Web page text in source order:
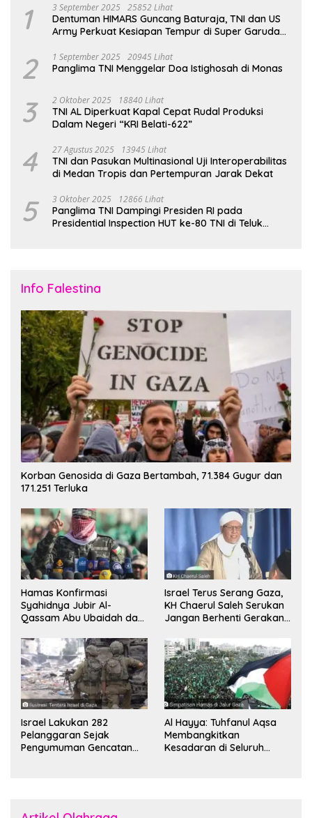
1 3 September 2025 25852 Lihat
Dentuman HIMARS Guncang Baturaja, TNI dan US
Army Perkuat Kesiapan Tempur di Super Garuda
2 1 September 2025 20945 Lihat
Panglima TNI Menggelar Doa Istighosah di Monas
3 2 Oktober 2025 18840 Lihat
TNI AL Diperkuat Kapal Cepat Rudal Produksi
Dalam Negeri “KRI Belati-622”
4 27 Agustus 2025 13945 Lihat
TNI dan Pasukan Multinasional Uji Interoperabilitas
di Medan Tropis dan Pertempuran Jarak Dekat
5 3 Oktober 2025 12866 Lihat
Panglima TNI Dampingi Presiden RI pada
Presidential Inspection HUT ke-80 TNI di Teluk
Info Falestina
Korban Genosida di Gaza Bertambah, 71.384 Gugur dan
171.251 Terluka
Hamas Konfirmasi
Syahidnya Jubir Al-
Qassam Abu Ubaidah dan
Sinwar
Israel Terus Serang Gaza,
KH Chaerul Saleh Serukan
Jangan Berhenti Gerakan
Israel Lakukan 282
Pelanggaran Sejak
Pengumuman Gencatan
Al Hayya: Tuhfanul Aqsa
Membangkitkan
Kesadaran di Seluruh